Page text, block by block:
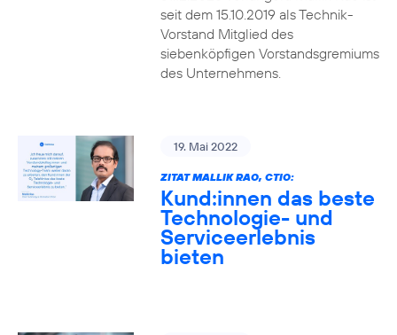
seit dem 15.10.2019 als Technik-
Vorstand Mitglied des
siebenköpfigen Vorstandsgremiums
des Unternehmens.
19. Mai 2022
ZITAT MALLIK RAO, CTIO:
Kund:innen das beste
Technologie- und
Serviceerlebnis
bieten